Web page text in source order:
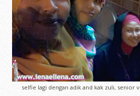
selfie lagi dengan adik and kak zuli, senior